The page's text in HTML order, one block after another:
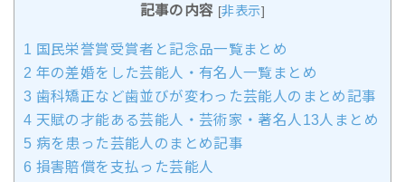
記事の内容 [非表示]
1 国民栄誉賞受賞者と記念品一覧まとめ
2 年の差婚をした芸能人・有名人一覧まとめ
3 歯科矯正など歯並びが変わった芸能人のまとめ記事
4 天賦の才能ある芸能人・芸術家・著名人13人まとめ
5 病を患った芸能人のまとめ記事
6 損害賠償を支払った芸能人